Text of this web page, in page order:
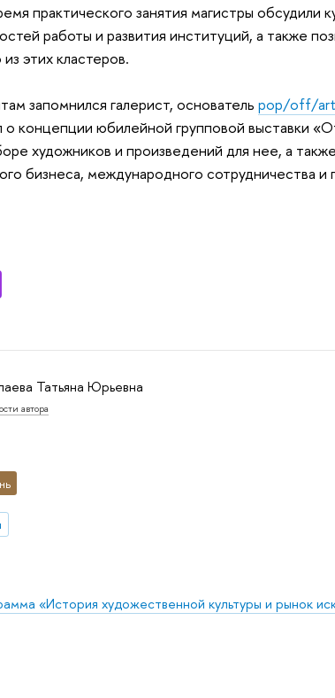
практического занятия магистры обсудили
работы и развития институций, а также
этих кластеров.
запомнился галерист, основатель pop/off/art
о концепции юбилейной групповой выставки
художников и произведений для нее, а
бизнеса, международного сотрудничества и
Татьяна Юрьевна
автора
«История художественной культуры и рынок